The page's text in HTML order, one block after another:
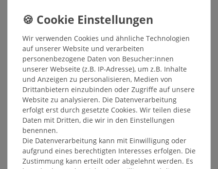
Bombastus Husten-und
8,65 € *
100 Gramm | 86,50 € / Kilogramm
In den Warenkorb
*inkl. ges. MwSt. zzgl.Versandkosten
Bombastus Löwenzahn 140g lose -
Verdauungsmittel
140 Gramm
In den Warenkorb
* inkl. ges. MwSt.zzgl.Versandkosten
Wir verwenden Cookies und ähnliche Technologien
auf unserer Website und verarbeiten
personenbezogene Daten von Besucher:innen
unserer Webseite (z.B. IP-Adresse), um z.B. Inhalte
und Anzeigen zu personalisieren, Medien von
Drittanbietern einzubinden oder Zugriffe auf unsere
Website zu analysieren. Die Datenverarbeitung
erfolgt erst durch gesetzte Cookies. Wir teilen diese
Daten mit Dritten, die wir in den Einstellungen
benennen.
Die Datenverarbeitung kann mit Einwilligung oder
aufgrund eines berechtigten Interesses erfolgen. Die
Zustimmung kann erteilt oder abgelehnt werden. Es